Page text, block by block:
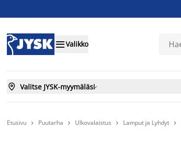
Valikko
 Valitse JYSK-myymäläsi
Etusivu  Puutarha  Ulkovalaistus  Lamput ja Lyhdyt 